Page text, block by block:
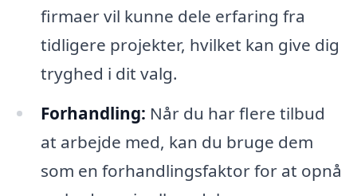
firmaer vil kunne dele erfaring fra
tidligere projekter, hvilket kan give dig
tryghed i dit valg.
Forhandling: Når du har flere tilbud
at arbejde med, kan du bruge dem
som en forhandlingsfaktor for at opnå